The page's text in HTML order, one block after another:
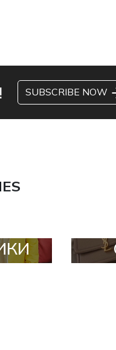
SUBSCRIBE NOW